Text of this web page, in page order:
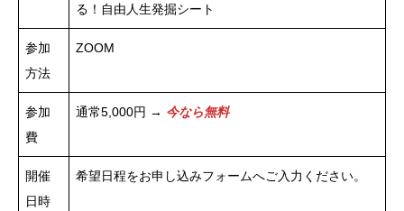
る！自由人生発掘シート
参加
方法
ZOOM
参加
費
通常5,000円 → 今なら無料
開催
日時
希望日程をお申し込みフォームへご入力ください。